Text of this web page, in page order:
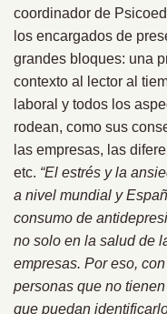
coordinador de
los encargados de
grandes bloques: una
contexto al lector al
laboral y todos los
rodean, como sus
las empresas, las
etc. “El estrés y la
a nivel mundial y
consumo de
no solo en la salud de
empresas. Por eso,
personas que no
que puedan